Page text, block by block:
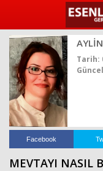
Tarih:
Facebook
MEVTAYI NASIL